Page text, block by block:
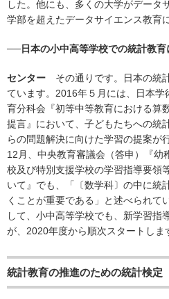
した。他にも、多くの大学がデータ
学部を超えたデータサイエンス教育
──日本の小中高等学校での統計教育
センター その通りです。日本の統
ています。2016年５月には、日本
育分科会『初等中等教育における算
提言』において、子どもたちへの統
らの問題解決に向けた学習の提案が
12月、中央教育審議会（答申）『幼
校及び特別支援学校の学習指導要領
いて』でも、「〔数学科〕の中に統
くことが重要である」と述べられて
して、小中高等学校でも、新学習指
が、2020年度から順次スタートしま
統計教育の推進のための統計検定